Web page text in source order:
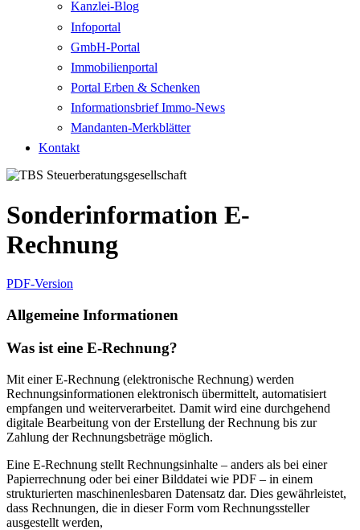
Kanzlei-Blog
Infoportal
GmbH-Portal
Immobilienportal
Portal Erben & Schenken
Informationsbrief Immo-News
Mandanten-Merkblätter
Kontakt
Sonderinformation E-
Rechnung
PDF-Version
Allgemeine Informationen
Was ist eine E-Rechnung?
Mit einer E-Rechnung (elektronische Rechnung) werden
Rechnungsinformationen elektronisch übermittelt, automatisiert
empfangen und weiterverarbeitet. Damit wird eine durchgehend
digitale Bearbeitung von der Erstellung der Rechnung bis zur
Zahlung der Rechnungsbeträge möglich.
Eine E-Rechnung stellt Rechnungsinhalte – anders als bei einer
Papierrechnung oder bei einer Bilddatei wie PDF – in einem
strukturierten maschinenlesbaren Datensatz dar. Dies gewährleistet,
dass Rechnungen, die in dieser Form vom Rechnungssteller
ausgestellt werden,